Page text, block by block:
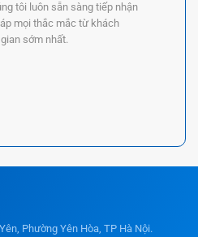
tôi luôn sẵn sàng tiếp nhận
mọi thắc mắc từ khách
sớm nhất.
Phường Yên Hòa, TP Hà Nội.